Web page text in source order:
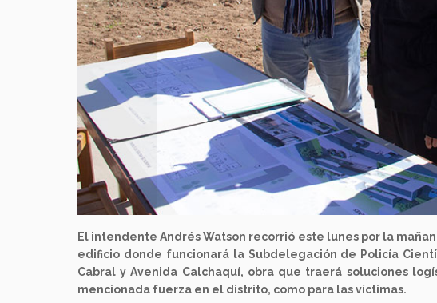
El intendente Andrés Watson recorrió este lunes por la
edificio donde funcionará la Subdelegación de Policía
Cabral y Avenida Calchaquí, obra que traerá soluciones
mencionada fuerza en el distrito, como para las víctimas.